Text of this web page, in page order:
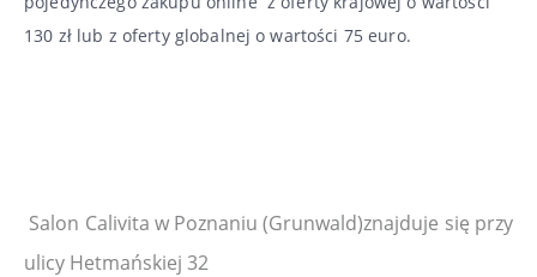
130 zł lub z oferty globalnej o wartości 75 euro.
Salon Calivita w Poznaniu (Grunwald)znajduje się przy
ulicy Hetmańskiej 32